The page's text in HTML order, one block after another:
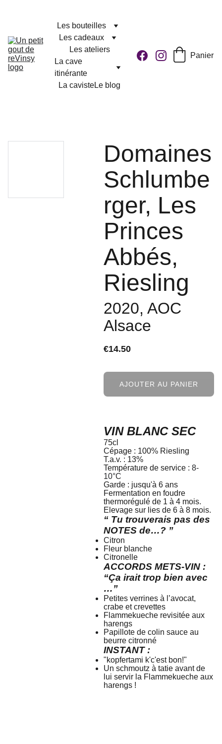
Les bouteilles
Les cadeaux
Les ateliers
La cave
itinérante
La cavisteLe blog
Panier
Domaines
Schlumbe
rger, Les
Princes
Abbés,
Riesling
2020, AOC
Alsace
€14.50
AJOUTER AU PANIER
VIN BLANC SEC
75cl
Cépage : 100% Riesling
T.a.v. : 13%
Température de service :8-
10°C
Garde : jusqu'à 6 ans
Fermentation en foudre
thermorégulé de 1 à 4 mois.
Elevage sur lies de 6 à 8 mois.
“ Tu trouverais pas des
NOTES de…? ”
Citron
Fleur blanche
Citronelle
ACCORDS METS-VIN :
“Ça irait trop bien avec
…”
Petites verrines à l’avocat,
crabe et crevettes
Flammekueche revisitée aux
harengs
Papillote de colin sauce au
beurre citronné
INSTANT :
"kopfertami k'c'est bon!"
Un schmoutz à tatie avant de
lui servir la Flammekueche aux
harengs !